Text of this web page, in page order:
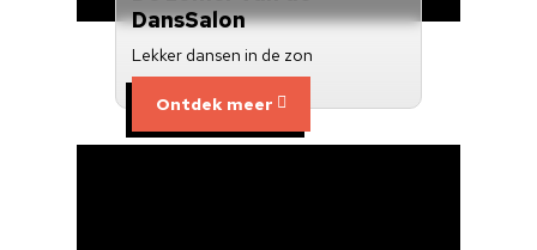
DansSalon
Lekker dansen in de zon
Ontdek meer
Doneren